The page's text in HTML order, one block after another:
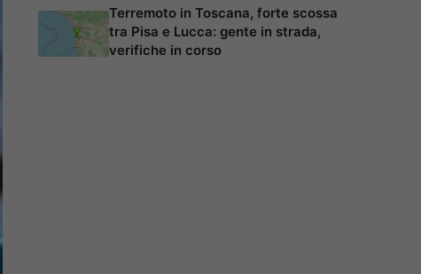
Terremoto in Toscana, forte scossa
tra Pisa e Lucca: gente in strada,
verifiche in corso